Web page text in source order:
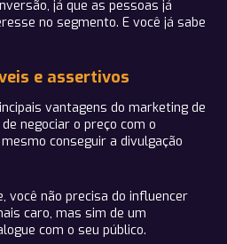
já que as pessoas já
no segmento. E você já sabe
e assertivos
vantagens do marketing de
negociar o preço com o
conseguir a divulgação
você não precisa do influencer
caro, mas sim de um
com o seu público.